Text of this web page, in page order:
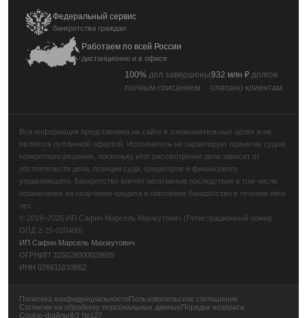
Федеральный сервис
банкротства граждан
Работаем по всей России
дистанционно и в офисе
100% дел завершены
полным списанием
932 млн ₽ долгов
списано клиентам
Вся информация представлена на сайте в ознакомительных целях и не
является публичной офертой. Исполнитель не гарантирует принятие судом
конкретного решения, поскольку итог рассмотрения дела зависит от
обстоятельств дела, позиции суда, кредиторов и финансового
управляющего. Банкротство влечёт негативные последствия в том числе
ограничения на получение кредита и повторное банкротство в течение пяти
лет.
© 2019–2026 ИП Сафин Марсель Махмутович (Регистрационный номер
ОПД 2-25-020400)
ИП Сафин Марсель Махмутович
ОГРНИП 325028000029689
ИНН 026611810852
Политика конфиденциальностиПользовательское соглашение
Согласие на обработку персональных данныхПорядок возврата
Cookie-файлыФЗ №127